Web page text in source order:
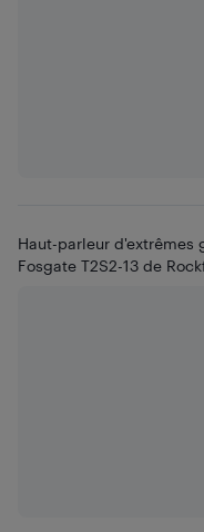
Haut-parleur d'extrêmes
Fosgate T2S2-13 de